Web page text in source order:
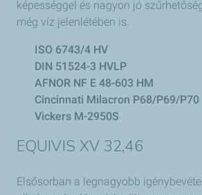
képességgel és nagyon jó
még víz jelenlétében is.
ISO 6743/4 HV
DIN 51524-3 HVLP
AFNOR NF E 48-603 HM
Cincinnati Milacron P68/P69/P70
Vickers M-2950S
EQUIVIS XV 32,46
Elsősorban a legnagyobb